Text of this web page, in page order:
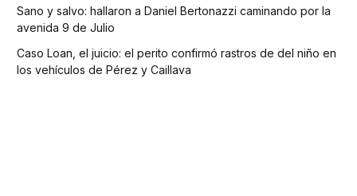
Sano y salvo: hallaron a Daniel Bertonazzi caminando por la
avenida 9 de Julio
Caso Loan, el juicio: el perito confirmó rastros de del niño en
los vehículos de Pérez y Caillava